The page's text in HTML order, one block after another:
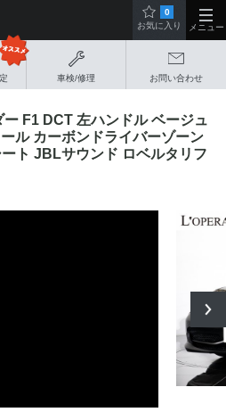
車検/修理 お問い合わせ
0
お気に入り
メニュー
F1 DCT 左ハンドル ベージュ
ル カーボンドライバーゾーン
ト JBLサウンド ロベルタリフ